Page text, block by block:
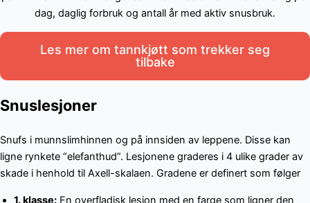
dag, daglig forbruk og antall år med aktiv snusbruk.
Les mer om tannkjøtt som trekker seg
tilbake
Snuslesjoner
Snufs i munnslimhinnen og på innsiden av leppene. Disse kan
ligne rynkete “elefanthud”. Lesjonene graderes i 4 ulike grader av
skade i henhold til Axell-skalaen. Gradene er definert som følger
1. klasse: En overfladisk lesjon med en farge som ligner den